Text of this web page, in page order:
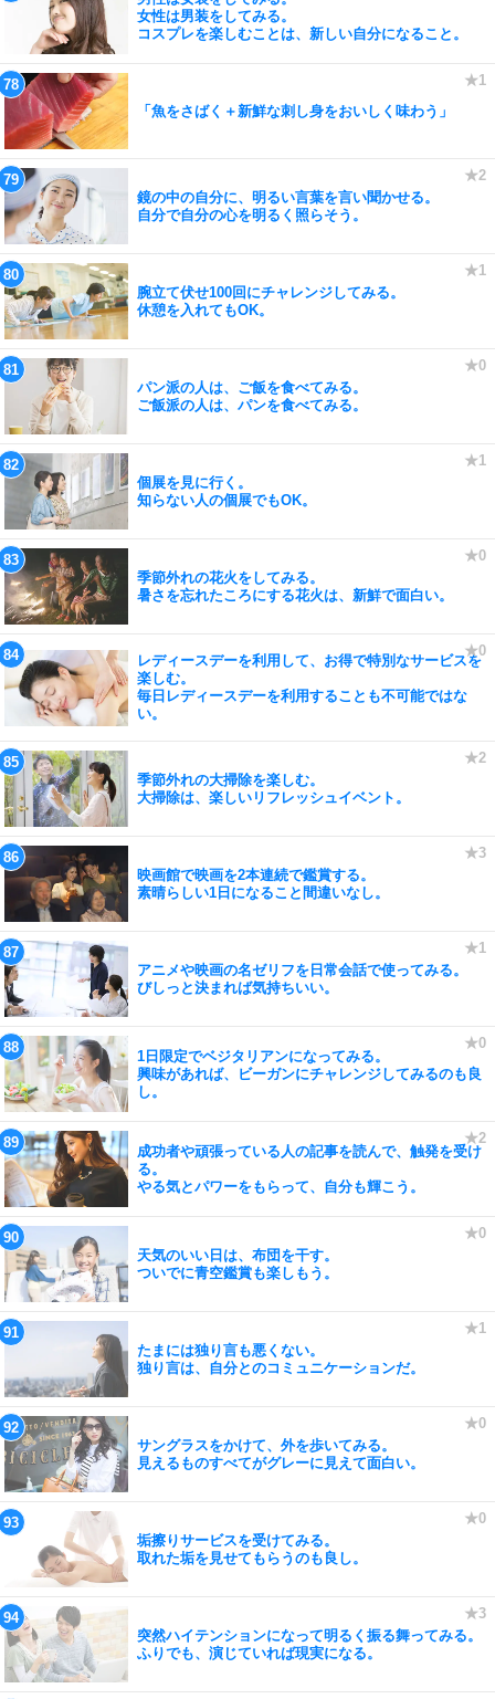
女性は男装をしてみる。
コスプレを楽しむことは、新しい自分になること。
「魚をさばく＋新鮮な刺し身をおいしく味わう」
鏡の中の自分に、明るい言葉を言い聞かせる。
自分で自分の心を明るく照らそう。
腕立て伏せ100回にチャレンジしてみる。
休憩を入れてもOK。
パン派の人は、ご飯を食べてみる。
ご飯派の人は、パンを食べてみる。
個展を見に行く。
知らない人の個展でもOK。
季節外れの花火をしてみる。
暑さを忘れたころにする花火は、新鮮で面白い。
レディースデーを利用して、お得で特別なサービスを
楽しむ。
毎日レディースデーを利用することも不可能ではな
い。
季節外れの大掃除を楽しむ。
大掃除は、楽しいリフレッシュイベント。
映画館で映画を2本連続で鑑賞する。
素晴らしい1日になること間違いなし。
アニメや映画の名ゼリフを日常会話で使ってみる。
びしっと決まれば気持ちいい。
1日限定でベジタリアンになってみる。
興味があれば、ビーガンにチャレンジしてみるのも良
し。
成功者や頑張っている人の記事を読んで、触発を受け
る。
やる気とパワーをもらって、自分も輝こう。
天気のいい日は、布団を干す。
ついでに青空鑑賞も楽しもう。
たまには独り言も悪くない。
独り言は、自分とのコミュニケーションだ。
サングラスをかけて、外を歩いてみる。
見えるものすべてがグレーに見えて面白い。
垢擦りサービスを受けてみる。
取れた垢を見せてもらうのも良し。
突然ハイテンションになって明るく振る舞ってみる。
ふりでも、演じていれば現実になる。